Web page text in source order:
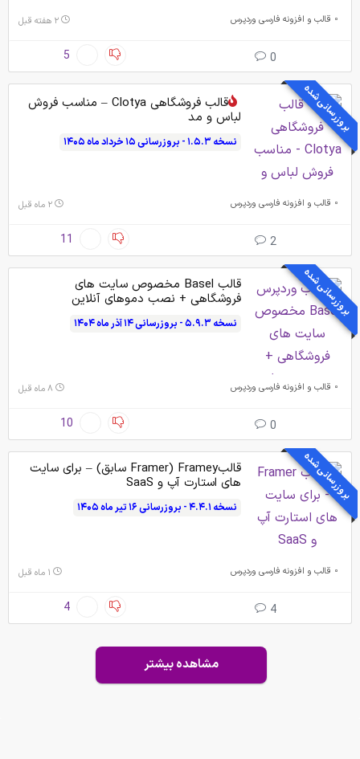
قالب و افزونه فارسی وردپرس ۲ هفته قبل
5 0
بروزرسانی شده قالب فروشگاهی Clotya – مناسب فروش
لباس و مد
نسخه ۱.۵.۳ - بروزرسانی ۱۵ خرداد ماه ۱۴۰۵
قالب و افزونه فارسی وردپرس ۲ ماه قبل
11 2
بروزرسانی شده قالب Basel مخصوص سایت های
فروشگاهی + نصب دموهای آنلاین
نسخه ۵.۹.۳ - بروزرسانی ۱۴ آذر ماه ۱۴۰۴
قالب و افزونه فارسی وردپرس ۸ ماه قبل
10 0
بروزرسانی شده قالبFramey (Framer سابق) – برای سایت
های استارت آپ و SaaS
نسخه ۴.۴.۱ - بروزرسانی ۱۶ تیر ماه ۱۴۰۵
قالب و افزونه فارسی وردپرس ۱ ماه قبل
4 4
مشاهده بیشتر